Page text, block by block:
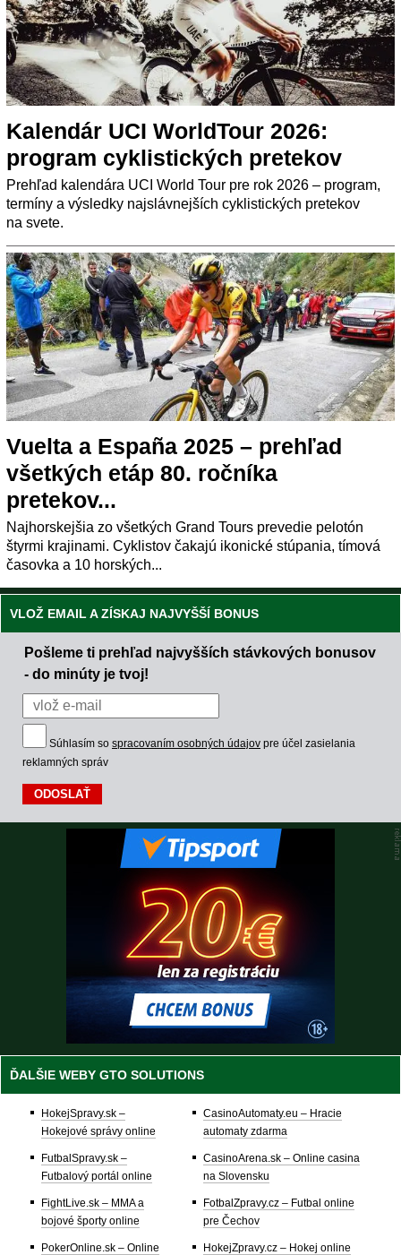
Kalendár UCI WorldTour 2026:
program cyklistických pretekov
Prehľad kalendára UCI World Tour pre rok 2026 – program,
termíny a výsledky najslávnejších cyklistických pretekov
na svete.
Vuelta a España 2025 – prehľad
všetkých etáp 80. ročníka
pretekov...
Najhorskejšia zo všetkých Grand Tours prevedie pelotón
štyrmi krajinami. Cyklistov čakajú ikonické stúpania, tímová
časovka a 10 horských...
VLOŽ EMAIL A ZÍSKAJ NAJVYŠŠÍ BONUS
Pošleme ti prehľad najvyšších stávkových bonusov
- do minúty je tvoj!
Súhlasím so spracovaním osobných údajov pre účel zasielania
reklamných správ
ĎALŠIE WEBY GTO SOLUTIONS
HokejSpravy.sk –
Hokejové správy online
FutbalSpravy.sk –
Futbalový portál online
FightLive.sk – MMA a
bojové športy online
PokerOnline.sk – Online
CasinoAutomaty.eu – Hracie
automaty zdarma
CasinoArena.sk – Online casina
na Slovensku
FotbalZpravy.cz – Futbal online
pre Čechov
HokejZpravy.cz – Hokej online